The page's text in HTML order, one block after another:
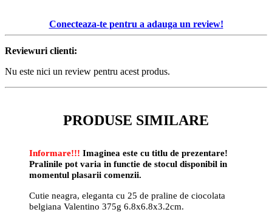
Conecteaza-te pentru a adauga un review!
Reviewuri clienti:
Nu este nici un review pentru acest produs.
PRODUSE SIMILARE
Informare!!! Imaginea este cu titlu de prezentare!
Pralinile pot varia in functie de stocul disponibil in
momentul plasarii comenzii.
Cutie neagra, eleganta cu 25 de praline de ciocolata
belgiana Valentino 375g 6.8x6.8x3.2cm.